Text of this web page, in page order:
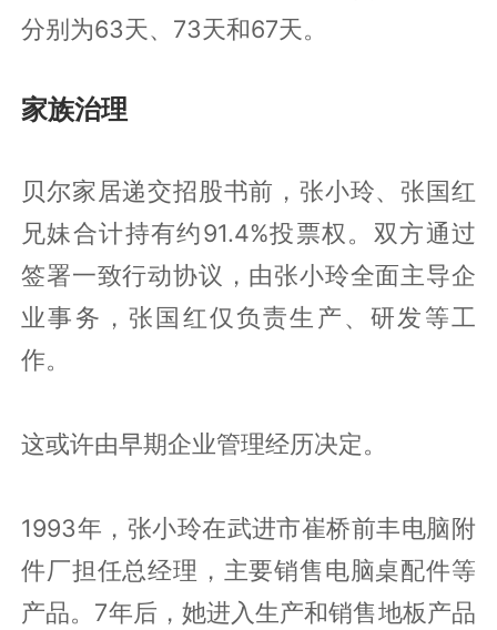
分别为63天、73天和67天。
家族治理
贝尔家居递交招股书前，张小玲、张国红
兄妹合计持有约91.4%投票权。双方通过
签署一致行动协议，由张小玲全面主导企
业事务，张国红仅负责生产、研发等工
作。
这或许由早期企业管理经历决定。
1993年，张小玲在武进市崔桥前丰电脑附
件厂担任总经理，主要销售电脑桌配件等
产品。7年后，她进入生产和销售地板产品